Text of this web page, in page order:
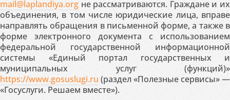
mail@laplandiya.org не рассматриваются. Граждане и их
объединения, в том числе юридические лица, вправе
направлять обращения в письменной форме, а также в
форме электронного документа с использованием
федеральной государственной информационной
системы «Единый портал государственных и
муниципальных услуг (функций)»
https://www.gosuslugi.ru (раздел «Полезные сервисы» —
«Госуслуги. Решаем вместе»).